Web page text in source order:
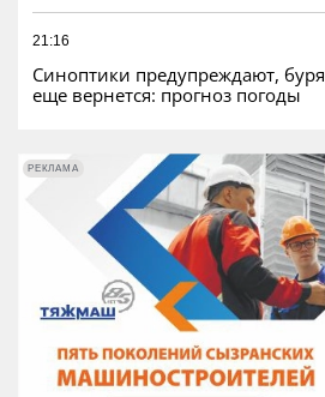
21:16
Синоптики предупреждают, буря
еще вернется: прогноз погоды
РЕКЛАМА РЕКЛАМА